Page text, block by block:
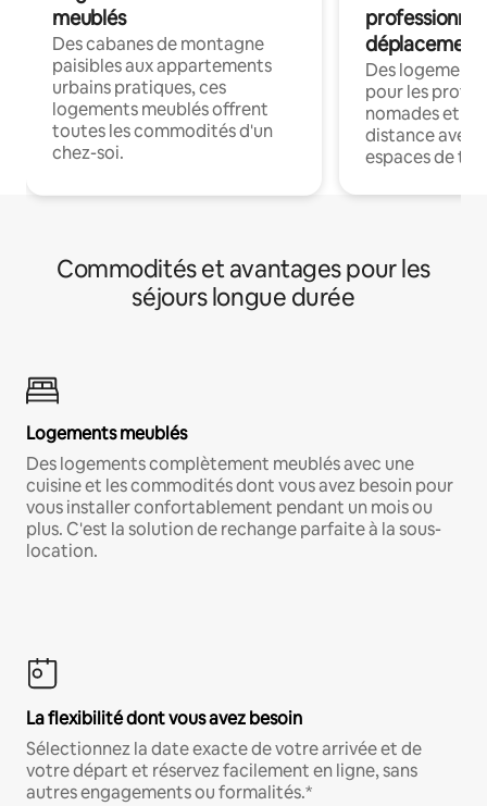
meublés
Des cabanes de montagne
paisibles aux appartements
urbains pratiques, ces
logements meublés offrent
toutes les commodités d'un
chez-soi.
déplacement
Des
pour les
nomades et
distance avec
espaces de
Commodités et avantages pour les
séjours longue durée
Logements meublés
Des logements complètement meublés avec une
cuisine et les commodités dont vous avez besoin pour
vous installer confortablement pendant un mois ou
plus. C'est la solution de rechange parfaite à la sous-
location.
La flexibilité dont vous avez besoin
Sélectionnez la date exacte de votre arrivée et de
votre départ et réservez facilement en ligne, sans
autres engagements ou formalités.*